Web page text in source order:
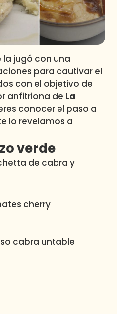
la jugó con una
para cautivar el
con el objetivo de
anfitriona de La
conocer el paso a
lo revelamos a
verde
de cabra y
cherry
cabra untable